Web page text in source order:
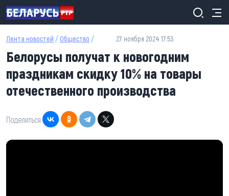
Перейти к основному содержанию
Лента новостей / Общество / 27 ноября 2024 17:53
Белорусы получат к новогодним
праздникам скидку 10% на товары
отечественного производства
Поделиться: